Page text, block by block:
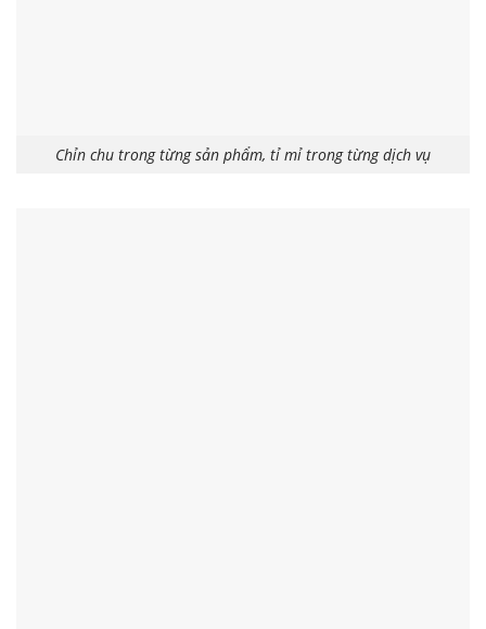
Chỉn chu trong từng sản phẩm, tỉ mỉ trong từng dịch vụ